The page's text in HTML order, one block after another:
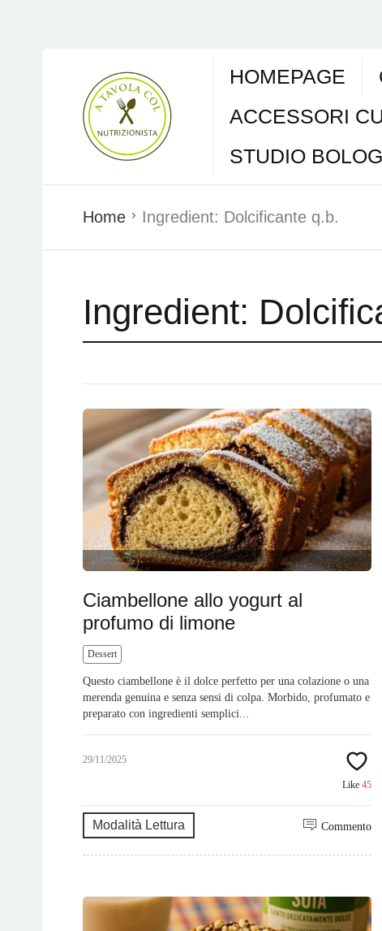
HOMEPAGE
ACCESSORI
STUDIO
Home Ingredient: Dolcificante q.b.
Ingredient:
Ciambellone allo yogurt al
profumo di limone
Dessert
Questo ciambellone è il dolce perfetto per una colazione o una
merenda genuina e senza sensi di colpa. Morbido, profumato e
preparato con ingredienti semplici...
29/11/2025
Like 45
Modalità Lettura Commento